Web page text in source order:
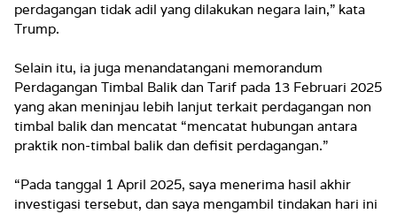
perdagangan tidak adil yang dilakukan negara lain,” kata
Trump.
Selain itu, ia juga menandatangani memorandum
Perdagangan Timbal Balik dan Tarif pada 13 Februari 2025
yang akan meninjau lebih lanjut terkait perdagangan non
timbal balik dan mencatat “mencatat hubungan antara
praktik non-timbal balik dan defisit perdagangan.”
“Pada tanggal 1 April 2025, saya menerima hasil akhir
investigasi tersebut, dan saya mengambil tindakan hari ini